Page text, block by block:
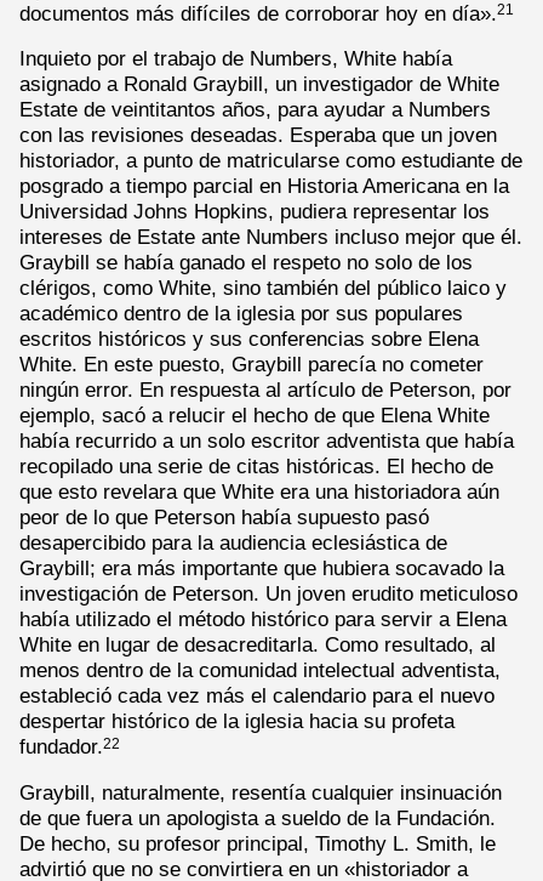
documentos más difíciles de corroborar hoy en día».21
Inquieto por el trabajo de Numbers, White había
asignado a Ronald Graybill, un investigador de White
Estate de veintitantos años, para ayudar a Numbers
con las revisiones deseadas. Esperaba que un joven
historiador, a punto de matricularse como estudiante de
posgrado a tiempo parcial en Historia Americana en la
Universidad Johns Hopkins, pudiera representar los
intereses de Estate ante Numbers incluso mejor que él.
Graybill se había ganado el respeto no solo de los
clérigos, como White, sino también del público laico y
académico dentro de la iglesia por sus populares
escritos históricos y sus conferencias sobre Elena
White. En este puesto, Graybill parecía no cometer
ningún error. En respuesta al artículo de Peterson, por
ejemplo, sacó a relucir el hecho de que Elena White
había recurrido a un solo escritor adventista que había
recopilado una serie de citas históricas. El hecho de
que esto revelara que White era una historiadora aún
peor de lo que Peterson había supuesto pasó
desapercibido para la audiencia eclesiástica de
Graybill; era más importante que hubiera socavado la
investigación de Peterson. Un joven erudito meticuloso
había utilizado el método histórico para servir a Elena
White en lugar de desacreditarla. Como resultado, al
menos dentro de la comunidad intelectual adventista,
estableció cada vez más el calendario para el nuevo
despertar histórico de la iglesia hacia su profeta
fundador.22
Graybill, naturalmente, resentía cualquier insinuación
de que fuera un apologista a sueldo de la Fundación.
De hecho, su profesor principal, Timothy L. Smith, le
advirtió que no se convirtiera en un «historiador a